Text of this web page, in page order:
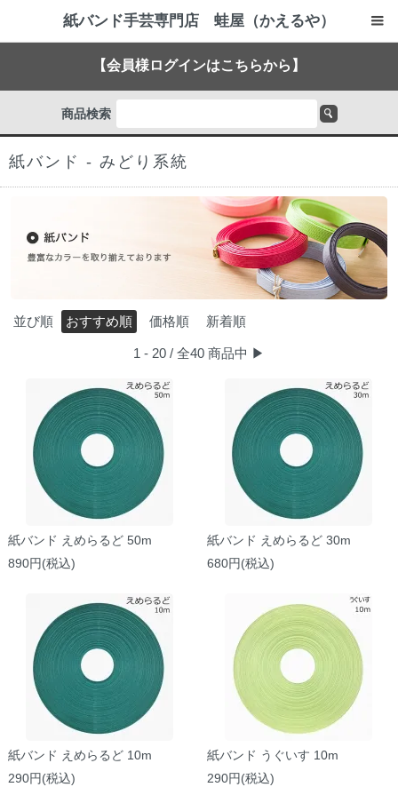
紙バンド手芸専門店 蛙屋（かえるや）
【会員様ログインはこちらから】
商品検索
紙バンド - みどり系統
並び順 おすすめ順 価格順 新着順
1 - 20 / 全40 商品中 ▶
紙バンド えめらるど 50m
890円(税込)
紙バンド えめらるど 30m
680円(税込)
紙バンド えめらるど 10m
290円(税込)
紙バンド うぐいす 10m
290円(税込)